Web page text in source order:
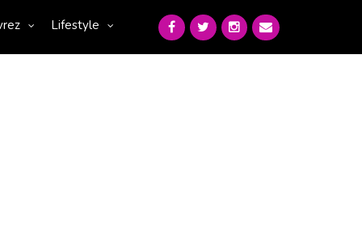
Lifestyle